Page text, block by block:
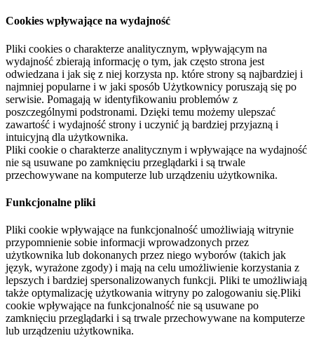
Cookies wpływające na wydajność
Pliki cookies o charakterze analitycznym, wpływającym na
wydajność zbierają informację o tym, jak często strona jest
odwiedzana i jak się z niej korzysta np. które strony są najbardziej i
najmniej popularne i w jaki sposób Użytkownicy poruszają się po
serwisie. Pomagają w identyfikowaniu problemów z
poszczególnymi podstronami. Dzięki temu możemy ulepszać
zawartość i wydajność strony i uczynić ją bardziej przyjazną i
intuicyjną dla użytkownika.
Pliki cookie o charakterze analitycznym i wpływające na wydajność
nie są usuwane po zamknięciu przeglądarki i są trwale
przechowywane na komputerze lub urządzeniu użytkownika.
Funkcjonalne pliki
Pliki cookie wpływające na funkcjonalność umożliwiają witrynie
przypomnienie sobie informacji wprowadzonych przez
użytkownika lub dokonanych przez niego wyborów (takich jak
język, wyrażone zgody) i mają na celu umożliwienie korzystania z
lepszych i bardziej spersonalizowanych funkcji. Pliki te umożliwiają
także optymalizację użytkowania witryny po zalogowaniu się.Pliki
cookie wpływające na funkcjonalność nie są usuwane po
zamknięciu przeglądarki i są trwale przechowywane na komputerze
lub urządzeniu użytkownika.